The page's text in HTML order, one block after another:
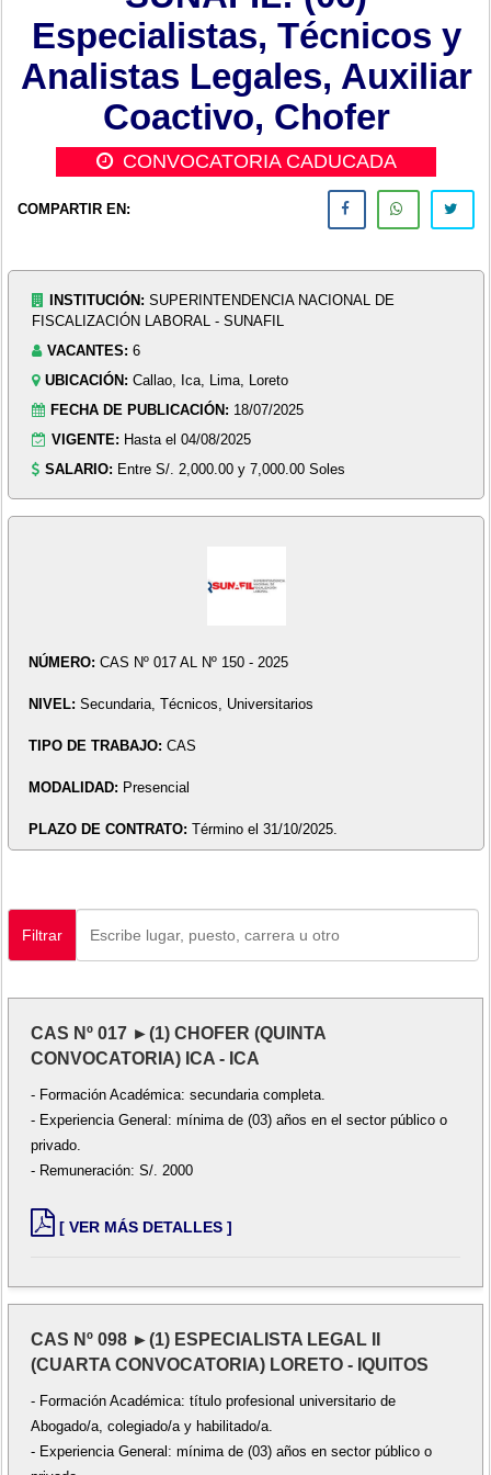
Especialistas, Técnicos y
Analistas Legales, Auxiliar
Coactivo, Chofer
CONVOCATORIA CADUCADA
COMPARTIR EN:
INSTITUCIÓN: SUPERINTENDENCIA NACIONAL DE
FISCALIZACIÓN LABORAL - SUNAFIL
VACANTES: 6
UBICACIÓN: Callao, Ica, Lima, Loreto
FECHA DE PUBLICACIÓN: 18/07/2025
VIGENTE: Hasta el 04/08/2025
SALARIO: Entre S/. 2,000.00 y 7,000.00 Soles
NÚMERO: CAS Nº 017 AL Nº 150 - 2025
NIVEL: Secundaria, Técnicos, Universitarios
TIPO DE TRABAJO: CAS
MODALIDAD: Presencial
PLAZO DE CONTRATO: Término el 31/10/2025.
Filtrar
CAS Nº 017 ►(1) CHOFER (QUINTA
CONVOCATORIA) ICA - ICA
- Formación Académica: secundaria completa.
- Experiencia General: mínima de (03) años en el sector público o
privado.
- Remuneración: S/. 2000
[ VER MÁS DETALLES ]
CAS Nº 098 ►(1) ESPECIALISTA LEGAL II
(CUARTA CONVOCATORIA) LORETO - IQUITOS
- Formación Académica: título profesional universitario de
Abogado/a, colegiado/a y habilitado/a.
- Experiencia General: mínima de (03) años en sector público o